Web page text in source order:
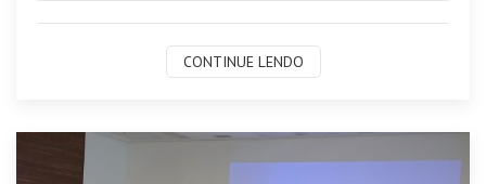
CONTINUE LENDO